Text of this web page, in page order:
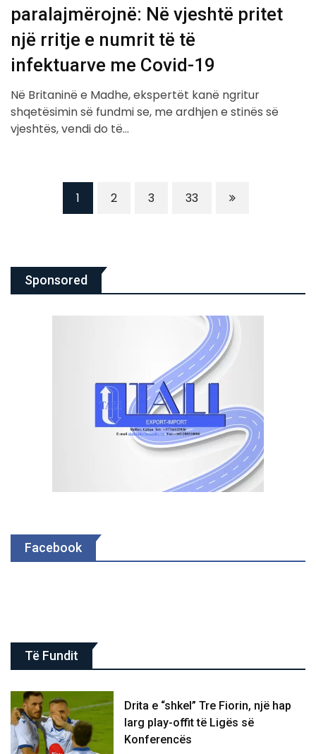
paralajmërojnë: Në vjeshtë pritet
një rritje e numrit të të
infektuarve me Covid-19
Në Britaninë e Madhe, ekspertët kanë ngritur
shqetësimin së fundmi se, me ardhjen e stinës së
vjeshtës, vendi do të…
1 2 3 33
Sponsored
Facebook
Të Fundit
Drita e “shkel” Tre Fiorin, një hap
larg play-offit të Ligës së
Konferencës